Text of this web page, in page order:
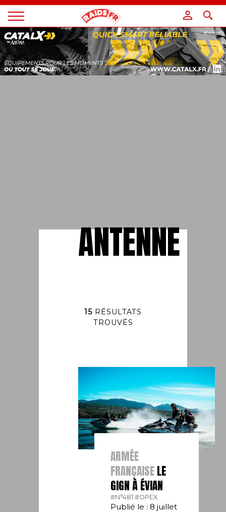
Magazine
Raids
ANTENNE
15 RÉSULTATS
TROUVÉS
ARMÉE
FRANÇAISELE
GIGN À ÉVIAN
#N°481. #OPEX.
Publié le : 8 juillet
Panneau de gestion des cookies